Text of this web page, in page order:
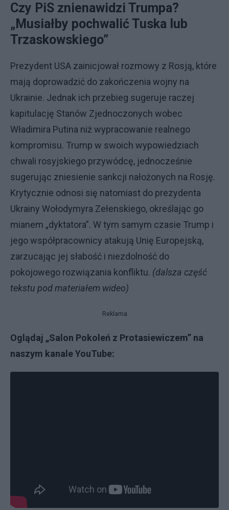
Czy PiS znienawidzi Trumpa?
„Musiałby pochwalić Tuska lub
Trzaskowskiego”
Prezydent USA zainicjował rozmowy z Rosją, które
mają doprowadzić do zakończenia wojny na
Ukrainie. Jednak ich przebieg sugeruje raczej
kapitulację Stanów Zjednoczonych wobec
Władimira Putina niż wypracowanie realnego
kompromisu. Trump w swoich wypowiedziach
chwali rosyjskiego przywódcę, jednocześnie
sugerując zniesienie sankcji nałożonych na Rosję.
Krytycznie odnosi się natomiast do prezydenta
Ukrainy Wołodymyra Zełenskiego, określając go
mianem „dyktatora”. W tym samym czasie Trump i
jego współpracownicy atakują Unię Europejską,
zarzucając jej słabość i niezdolność do
pokojowego rozwiązania konfliktu. (dalsza część
tekstu pod materiałem wideo)
Reklama
Oglądaj „Salon Pokoleń z Protasiewiczem” na
naszym kanale YouTube: